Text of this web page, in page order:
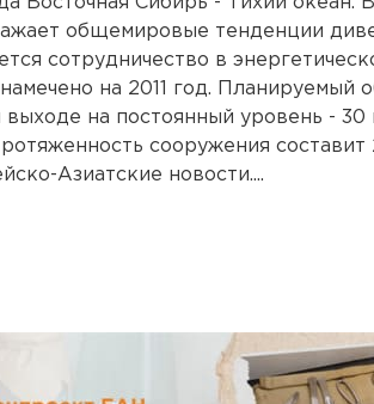
общемировые тенденции
сотрудничество в
на 2011 год. Планируемый
выходе на постоянный уровень -
сооружения
Азиатские новости....